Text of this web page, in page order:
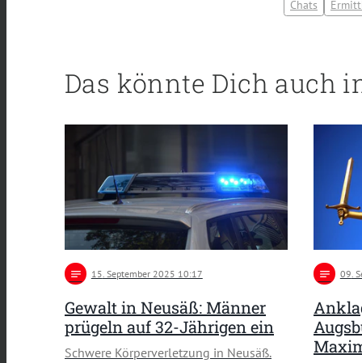
Chats
Das könnte Dich auch
notes 15 . September 2025 10:17
Gewalt in Neusäß: Männer
prügeln auf 32-Jährigen ein
Schwere Körperverletzung in Neusäß.
notes 09 .